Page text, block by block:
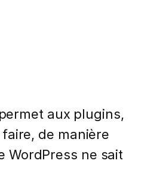
aux plugins,
de manière
WordPress ne sait